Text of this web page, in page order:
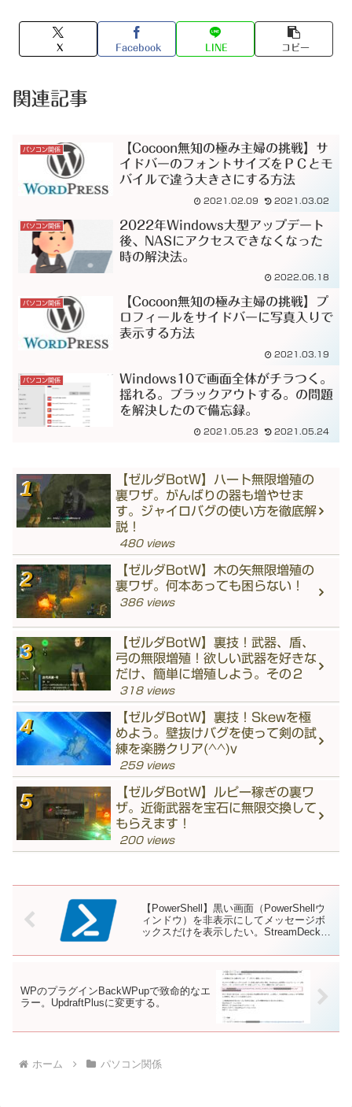
X Facebook LINE コピー
関連記事
パソコン関係
【Cocoon無知の極み主婦の挑戦】サ
イドバーのフォントサイズをＰＣとモ
バイルで違う大きさにする方法
2021.02.09 2021.03.02
パソコン関係
2022年Windows大型アップデート
後、NASにアクセスできなくなった
時の解決法。
2022.06.18
パソコン関係
【Cocoon無知の極み主婦の挑戦】プ
ロフィールをサイドバーに写真入りで
表示する方法
2021.03.19
パソコン関係
Windows10で画面全体がチラつく。
揺れる。ブラックアウトする。の問題
を解決したので備忘録。
2021.05.23 2021.05.24
【ゼルダBotW】ハート無限増殖の
裏ワザ。がんばりの器も増やせま
す。ジャイロバグの使い方を徹底解
説！
480 views
【ゼルダBotW】木の矢無限増殖の
裏ワザ。何本あっても困らない！
386 views
【ゼルダBotW】裏技！武器、盾、
弓の無限増殖！欲しい武器を好きな
だけ、簡単に増殖しよう。その２
318 views
【ゼルダBotW】裏技！Skewを極
めよう。壁抜けバグを使って剣の試
練を楽勝クリア(^^)v
259 views
【ゼルダBotW】ルピー稼ぎの裏ワ
ザ。近衛武器を宝石に無限交換して
もらえます！
200 views
【PowerShell】黒い画面（PowerShellウ
ィンドウ）を非表示にしてメッセージボ
ックスだけを表示したい。StreamDeckと
WPのプラグインBackWPupで致命的なエ
ラー。UpdraftPlusに変更する。
ホーム パソコン関係